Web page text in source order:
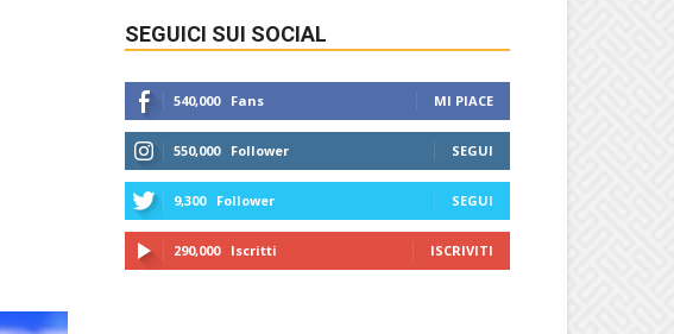
SEGUICI SUI SOCIAL
540,000 Fans MI PIACE
550,000 Follower SEGUI
9,300 Follower SEGUI
290,000 Iscritti ISCRIVITI